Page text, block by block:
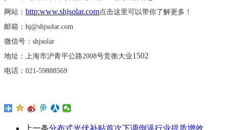
网站： http:www.shjsolar.com点击这里可以带你了解更多！
邮箱： hj@shjsolar.com
微信号： shjsolar
地址：上海市沪青平公路2008号竞衡大业1502
电话： 021-59888569
上一条分布式光伏补贴首次下调倒逼行业提质增效